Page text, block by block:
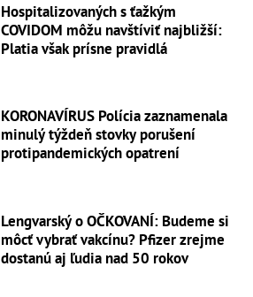
Hospitalizovaných s ťažkým
COVIDOM môžu navštíviť najbližší:
Platia však prísne pravidlá
KORONAVÍRUS Polícia zaznamenala
minulý týždeň stovky porušení
protipandemických opatrení
Lengvarský o OČKOVANÍ: Budeme si
môcť vybrať vakcínu? Pfizer zrejme
dostanú aj ľudia nad 50 rokov